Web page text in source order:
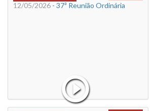
12/05/2026 - 37ª Reunião Ordinária